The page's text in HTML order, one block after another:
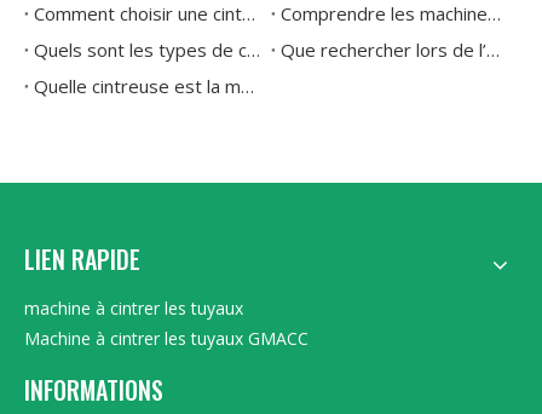
Comment choisir une cintreuse de tuyaux hydraulique ?
Comprendre les machines à cintrer les tuyaux : explication des types et des applications
Quels sont les types de cintreuses de tuyaux disponibles aujourd'hui
Que rechercher lors de l’achat d’une cintreuse de tuyaux
Quelle cintreuse est la meilleure pour des courbures précises sur des tuyaux en acier inoxydable et en cuivre
LIEN RAPIDE
machine à cintrer les tuyaux
Machine à cintrer les tuyaux GMACC
INFORMATIONS